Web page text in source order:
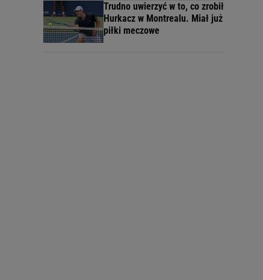
Trudno uwierzyć w to, co zrobił
Hurkacz w Montrealu. Miał już
piłki meczowe